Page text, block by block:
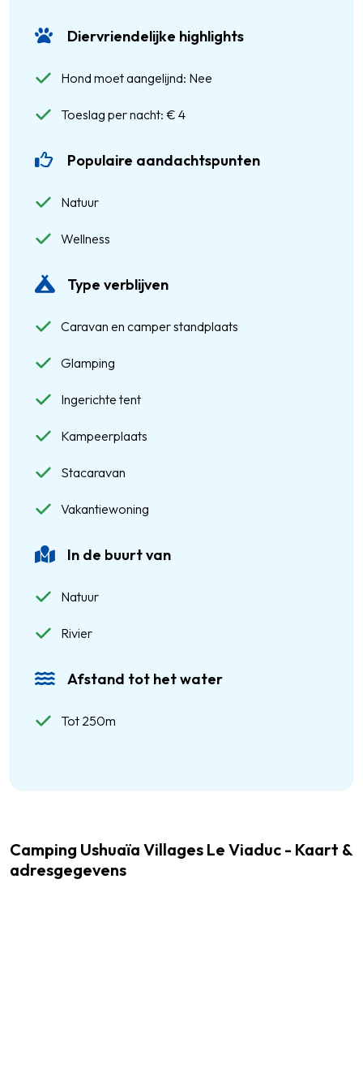
Diervriendelijke highlights
Hond moet aangelijnd: Nee
Toeslag per nacht: € 4
Populaire aandachtspunten
Natuur
Wellness
Type verblijven
Caravan en camper standplaats
Glamping
Ingerichte tent
Kampeerplaats
Stacaravan
Vakantiewoning
In de buurt van
Natuur
Rivier
Afstand tot het water
Tot 250m
Camping Ushuaïa Villages Le Viaduc - Kaart &
adresgegevens